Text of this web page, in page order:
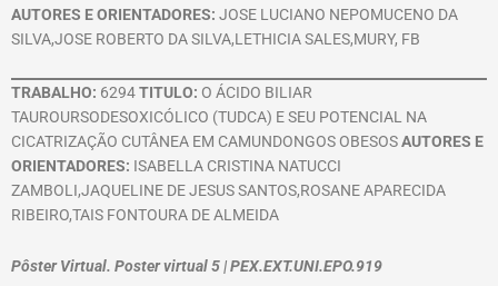
AUTORES E ORIENTADORES: JOSE LUCIANO NEPOMUCENO DA
SILVA,JOSE ROBERTO DA SILVA,LETHICIA SALES,MURY, FB
TRABALHO: 6294TITULO: O ÁCIDO BILIAR
TAUROURSODESOXICÓLICO (TUDCA) E SEU POTENCIAL NA
CICATRIZAÇÃO CUTÂNEA EM CAMUNDONGOS OBESOSAUTORES E
ORIENTADORES: ISABELLA CRISTINA NATUCCI
ZAMBOLI,JAQUELINE DE JESUS SANTOS,ROSANE APARECIDA
RIBEIRO,TAIS FONTOURA DE ALMEIDA
Pôster Virtual. Poster virtual 5 | PEX.EXT.UNI.EPO.919